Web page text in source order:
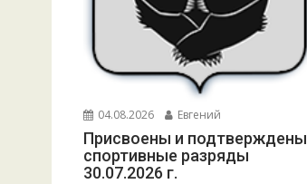
04.08.2026 Евгений
Присвоены и подтверждены
спортивные разряды
30.07.2026 г.